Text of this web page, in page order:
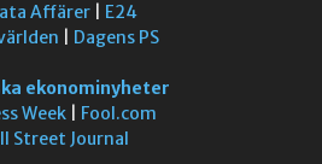
Affärer
E24
Dagens PS
ekonominyheter
Week
Fool.com
Street Journal